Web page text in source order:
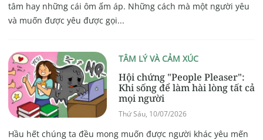
tâm hay những cái ôm ấm áp. Những cách mà một người yêu
và muốn được yêu được gọi...
TÂM LÝ VÀ CẢM XÚC
Hội chứng "People Pleaser":
Khi sống để làm hài lòng tất cả
mọi người
Thứ Sáu, 10/07/2026
Hầu hết chúng ta đều mong muốn được người khác yêu mến